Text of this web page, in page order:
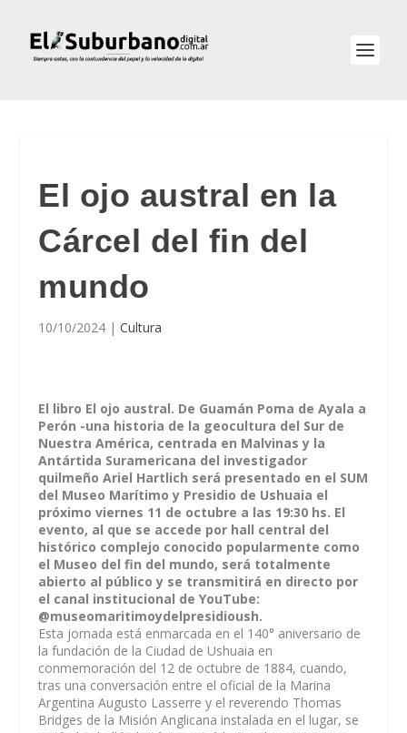
El ojo austral en la
Cárcel del fin del
mundo
10/10/2024 |Cultura
El libro El ojo austral. De Guamán Poma de Ayala a
Perón -una historia de la geocultura del Sur de
Nuestra América, centrada en Malvinas y la
Antártida Suramericana del investigador
quilmeño Ariel Hartlich será presentado en el SUM
del Museo Marítimo y Presidio de Ushuaia el
próximo viernes 11 de octubre a las 19:30 hs. El
evento, al que se accede por hall central del
histórico complejo conocido popularmente como
el Museo del fin del mundo, será totalmente
abierto al público y se transmitirá en directo por
el canal institucional de YouTube:
@museomaritimoydelpresidioush.
Esta jornada está enmarcada en el 140° aniversario de
la fundación de la Ciudad de Ushuaia en
conmemoración del 12 de octubre de 1884, cuando,
tras una conversación entre el oficial de la Marina
Argentina Augusto Lasserre y el reverendo Thomas
Bridges de la Misión Anglicana instalada en el lugar, se